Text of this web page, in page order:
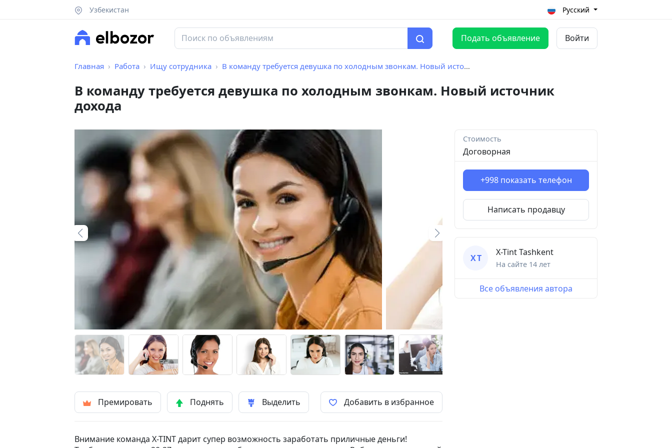
Узбекистан Русский
Подать объявление Войти
Главная Работа Ищу сотрудника В команду требуется девушка по холодным звонкам. Новый источник дохода
В команду требуется девушка по холодным звонкам. Новый источник
дохода
Премировать Поднять Выделить Добавить в избранное
Внимание команда X-TINT дарит супер возможность заработать приличные деньги!
Стоимость
Договорная
+998 показать телефон
Написать продавцу
X T
X-Tint Tashkent
На сайте 14 лет
Все объявления автора